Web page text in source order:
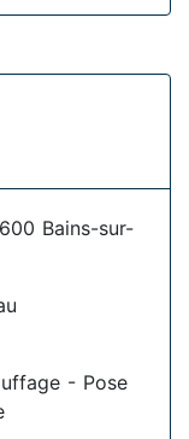
Bains-sur-
- Pose